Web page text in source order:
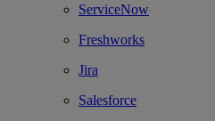
ServiceNow
Freshworks
Jira
Salesforce